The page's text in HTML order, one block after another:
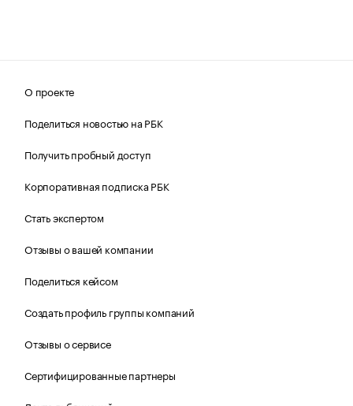
О проекте
Поделиться новостью на РБК
Получить пробный доступ
Корпоративная подписка РБК
Стать экспертом
Отзывы о вашей компании
Поделиться кейсом
Создать профиль группы компаний
Отзывы о сервисе
Сертифицированные партнеры